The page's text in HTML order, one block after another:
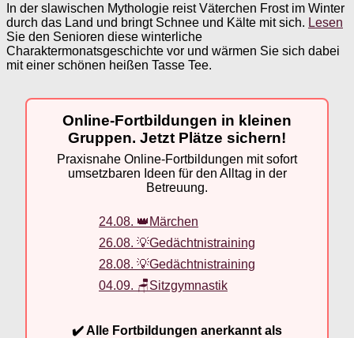
In der slawischen Mythologie reist Väterchen Frost im Winter
durch das Land und bringt Schnee und Kälte mit sich. Lesen
Sie den Senioren diese winterliche
Charaktermonatsgeschichte vor und wärmen Sie sich dabei
mit einer schönen heißen Tasse Tee.
Online-Fortbildungen in kleinen
Gruppen. Jetzt Plätze sichern!
Praxisnahe Online-Fortbildungen mit sofort
umsetzbaren Ideen für den Alltag in der
Betreuung.
24.08. 👑Märchen
26.08. 💡Gedächtnistraining
28.08. 💡Gedächtnistraining
04.09. 🪑Sitzgymnastik
✔️ Alle Fortbildungen anerkannt als